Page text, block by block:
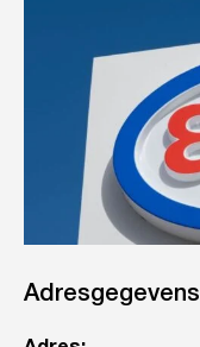
Adresgegevens